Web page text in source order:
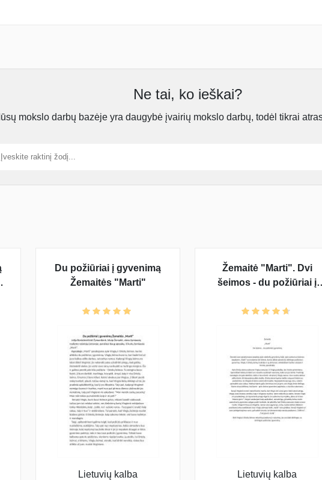
Ne tai, ko ieškai?
mokslo darbų bazėje yra daugybė įvairių mokslo darbų, todėl tikrai
Du požiūriai į gyvenimą
Žemaitės "Marti"
Lietuvių kalba
Žemaitė "Marti". Dvi
šeimos - du požiūriai į
Lietuvių kalba